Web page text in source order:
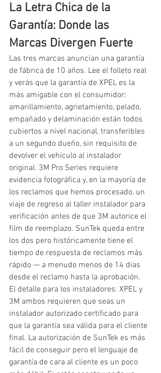
La Letra Chica de la
Garantía: Donde las
Marcas Divergen Fuerte
Las tres marcas anuncian una garantía
de fábrica de 10 años. Lee el folleto real
y verás que la garantía de XPEL es la
más amigable con el consumidor:
amarillamiento, agrietamiento, pelado,
empañado y delaminación están todos
cubiertos a nivel nacional, transferibles
a un segundo dueño, sin requisito de
devolver el vehículo al instalador
original. 3M Pro Series requiere
evidencia fotográfica y, en la mayoría de
los reclamos que hemos procesado, un
viaje de regreso al taller instalador para
verificación antes de que 3M autorice el
film de reemplazo. SunTek queda entre
los dos pero históricamente tiene el
tiempo de respuesta de reclamos más
rápido — a menudo menos de 14 días
desde el reclamo hasta la aprobación.
El detalle para los instaladores: XPEL y
3M ambos requieren que seas un
instalador autorizado certificado para
que la garantía sea válida para el cliente
final. La autorización de SunTek es más
fácil de conseguir pero el lenguaje de
garantía de cara al cliente es un poco